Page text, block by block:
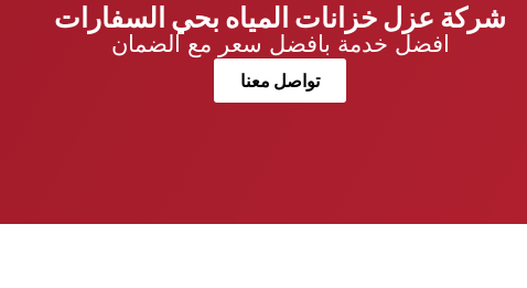
شركة عزل خزانات المياه بحي السفارات
افضل خدمة بافضل سعر مع الضمان
تواصل معنا